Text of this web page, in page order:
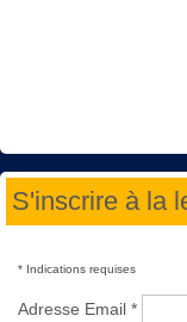
S'inscrire à la
* Indications requises
Adresse Email *